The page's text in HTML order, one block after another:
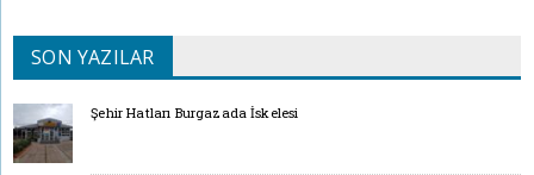
SON YAZILAR
Şehir Hatları Burgazada İskelesi